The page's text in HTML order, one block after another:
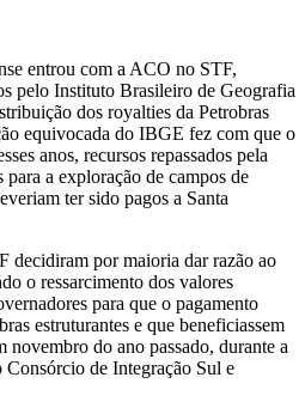
entrou com a ACO no STF,
pelo Instituto Brasileiro de Geografia
dos royalties da Petrobras
equivocada do IBGE fez com que o
anos, recursos repassados pela
a exploração de campos de
ter sido pagos a Santa
decidiram por maioria dar razão ao
o ressarcimento dos valores
para que o pagamento
estruturantes e que beneficiassem
novembro do ano passado, durante a
Consórcio de Integração Sul e